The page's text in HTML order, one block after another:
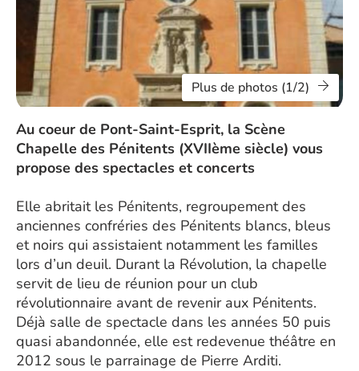
Plus de photos (1/2)
Au coeur de Pont-Saint-Esprit, la Scène
Chapelle des Pénitents (XVIIème siècle) vous
propose des spectacles et concerts
Elle abritait les Pénitents, regroupement des
anciennes confréries des Pénitents blancs, bleus
et noirs qui assistaient notamment les familles
lors d’un deuil. Durant la Révolution, la chapelle
servit de lieu de réunion pour un club
révolutionnaire avant de revenir aux Pénitents.
Déjà salle de spectacle dans les années 50 puis
quasi abandonnée, elle est redevenue théâtre en
2012 sous le parrainage de Pierre Arditi.